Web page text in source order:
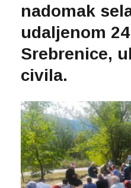
nadomak
udaljenom
Srebrenice,
civila.